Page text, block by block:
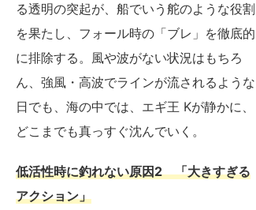
る透明の突起が、船でいう舵のような役割
を果たし、フォール時の「ブレ」を徹底的
に排除する。風や波がない状況はもちろ
ん、強風・高波でラインが流されるような
日でも、海の中では、エギ王 Kが静かに、
どこまでも真っすぐ沈んでいく。
低活性時に釣れない原因2 「大きすぎる
アクション」